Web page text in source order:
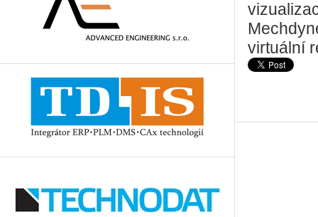
virtuální